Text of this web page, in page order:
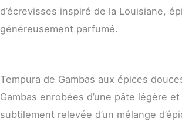
d’écrevisses inspiré de la Louisiane,
généreusement parfumé.
Tempura de Gambas aux épices
Gambas enrobées d’une pâte légère
subtilement relevée d’un mélange